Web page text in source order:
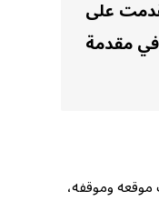
هُدمت على
مقدمة
موقعه وموقفه،